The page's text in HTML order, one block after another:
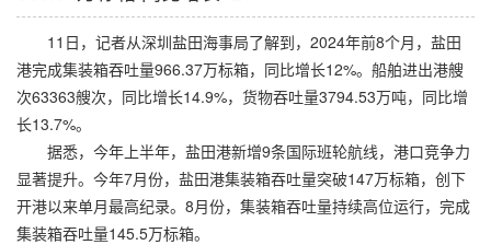
11日，记者从深圳盐田海事局了解到，2024年前8个月，盐田
港完成集装箱吞吐量966.37万标箱，同比增长12%。船舶进出港艘
次63363艘次，同比增长14.9%，货物吞吐量3794.53万吨，同比增
长13.7%。
据悉，今年上半年，盐田港新增9条国际班轮航线，港口竞争力
显著提升。今年7月份，盐田港集装箱吞吐量突破147万标箱，创下
开港以来单月最高纪录。8月份，集装箱吞吐量持续高位运行，完成
集装箱吞吐量145.5万标箱。